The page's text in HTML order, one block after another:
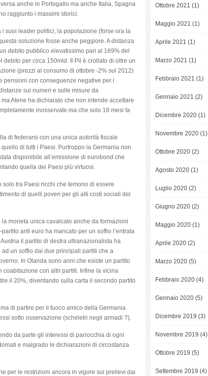
anche in Portogallo ma anche Italia, Spagna
raggiunto i massimi storici.
suoi leader politici, la popolazione (forse ora la
soluzione fosse anche peggiore. A distanza
debito pubblico elevatissimo pari al 169% del
debito per circa 150mld. Il Pil è crollato di oltre un
(prezzi al consumo di ottobre -2% sul 2012)
pensioni con conseguenze negative per i
sui numeri e sulle misure da
Atene ha dichiarato che non intende accettare
inosservate ma che solo 18 mesi fa
di federarsi con una unica autorità fiscale
di tutti i Paesi. Purtroppo la Germania non
disponibile all’emissione di eurobond che
quella dei Paesi più virtuosi.
tra Paesi ricchi che temono di essere
di quelli poveri per gli alti costi sociali del
moneta unica cavalcato anche da formazioni
anti euro ha mancato per un soffio l’entrata
il partito di destra ultranazionalista ha
un soffio dai due principali partiti che a
In Olanda sono anni che esiste un partito
con altri partiti. Infine la vicina
il 20%, diventando sulla carta il secondo partito
di partire per il fuoco amico della Germania
sotto osservazione (scheletri negli armadi ?).
da parte gli interessi di parrocchia di ogni
e malgrado le dichiarazioni di circostanza
per le restrizioni ancora in vigore sui prelievi dai
Ottobre 2021 (1)
Maggio 2021 (1)
Aprile 2021 (1)
Marzo 2021 (1)
Febbraio 2021 (1)
Gennaio 2021 (2)
Dicembre 2020 (1)
Novembre 2020 (1)
Ottobre 2020 (2)
Agosto 2020 (1)
Luglio 2020 (2)
Giugno 2020 (2)
Maggio 2020 (1)
Aprile 2020 (2)
Marzo 2020 (5)
Febbraio 2020 (4)
Gennaio 2020 (5)
Dicembre 2019 (3)
Novembre 2019 (4)
Ottobre 2019 (5)
Settembre 2019 (4)